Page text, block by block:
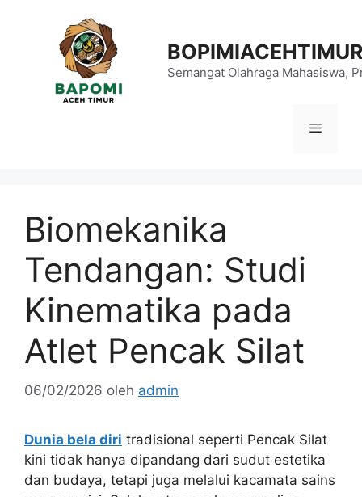
BOPIMIACEHTIMUR
Semangat Olahraga Mahasiswa,
Menu
Biomekanika
Tendangan: Studi
Kinematika pada
Atlet Pencak Silat
06/02/2026 oleh admin
Dunia bela diri tradisional seperti Pencak Silat
kini tidak hanya dipandang dari sudut estetika
dan budaya, tetapi juga melalui kacamata sains